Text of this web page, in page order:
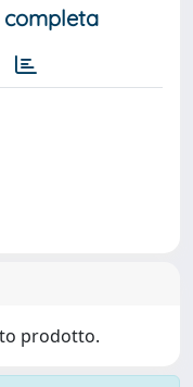
completa
prodotto.